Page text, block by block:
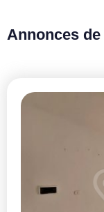
Annonces